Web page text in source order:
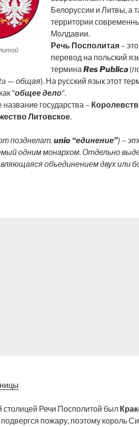
Белоруссии и Литвы, а
территории
Молдавии.
Речь Посполитая –
перевод на польский
термина Res Publica(
— общая). На русский язык этот
“общее дело“.
государства –
Литовское.
позднелат.unio “единение”) –
одним монархом. Отдельно
объединением двух или
Речи Посполитой был
пожару, поэтому король